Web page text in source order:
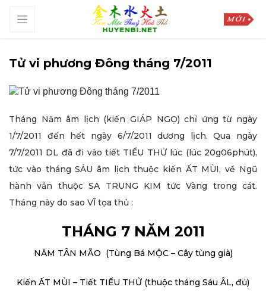
Tử vi phương Đông tháng 7/2011
Tháng Năm âm lịch (kiến GIÁP NGỌ) chỉ ứng từ ngày
1/7/2011 đến hết ngày 6/7/2011 dương lịch. Qua ngày
7/7/2011 DL đã đi vào tiết TIỂU THỬ lúc (lúc 20g06phút),
tức vào tháng SÁU âm lịch thuộc kiến ẤT MÙI, về Ngũ
hành vẫn thuộc SA TRUNG KIM tức Vàng trong cát.
Tháng này do sao VĨ tọa thủ :
THÁNG 7 NĂM 2011
NĂM TÂN MÃO (Tùng Bá MỘC – Cây tùng già)
Kiến ẤT MÙI – Tiết TIỂU THỬ (thuộc tháng Sáu ÂL, đủ)